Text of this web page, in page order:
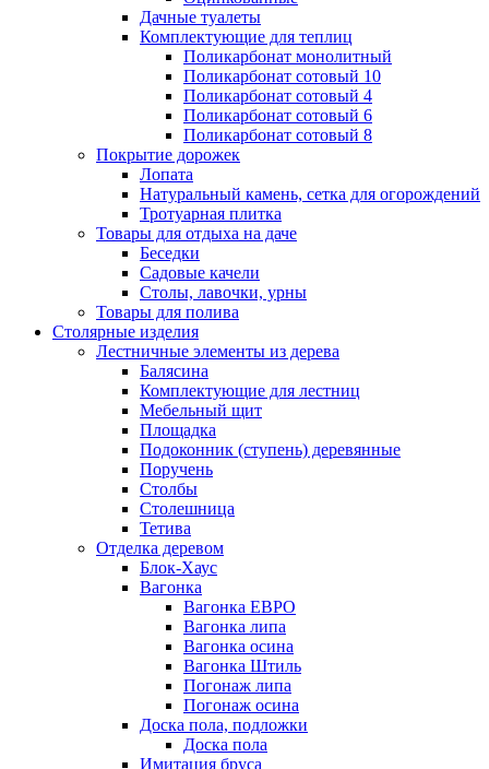
Дачные туалеты
Комплектующие для теплиц
Поликарбонат монолитный
Поликарбонат сотовый 10
Поликарбонат сотовый 4
Поликарбонат сотовый 6
Поликарбонат сотовый 8
Покрытие дорожек
Лопата
Натуральный камень, сетка для огорождений
Тротуарная плитка
Товары для отдыха на даче
Беседки
Садовые качели
Столы, лавочки, урны
Товары для полива
Столярные изделия
Лестничные элементы из дерева
Балясина
Комплектующие для лестниц
Мебельный щит
Площадка
Подоконник (ступень) деревянные
Поручень
Столбы
Столешница
Тетива
Отделка деревом
Блок-Хаус
Вагонка
Вагонка ЕВРО
Вагонка липа
Вагонка осина
Вагонка Штиль
Погонаж липа
Погонаж осина
Доска пола, подложки
Доска пола
Имитация бруса